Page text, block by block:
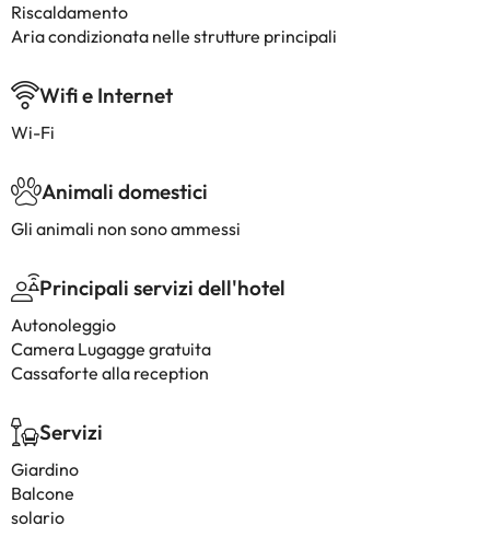
Riscaldamento
Aria condizionata nelle strutture principali
Wifi e Internet
Wi-Fi
Animali domestici
Gli animali non sono ammessi
Principali servizi dell'hotel
Autonoleggio
Camera Lugagge gratuita
Cassaforte alla reception
Servizi
Giardino
Balcone
solario